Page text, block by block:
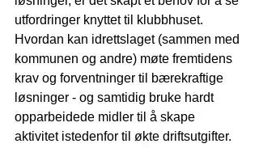
utfordringer knyttet til klubbhuset.
Hvordan kan idrettslaget (sammen med
kommunen og andre) møte fremtidens
krav og forventninger til bærekraftige
løsninger - og samtidig bruke hardt
opparbeidede midler til å skape
aktivitet istedenfor til økte driftsutgifter.